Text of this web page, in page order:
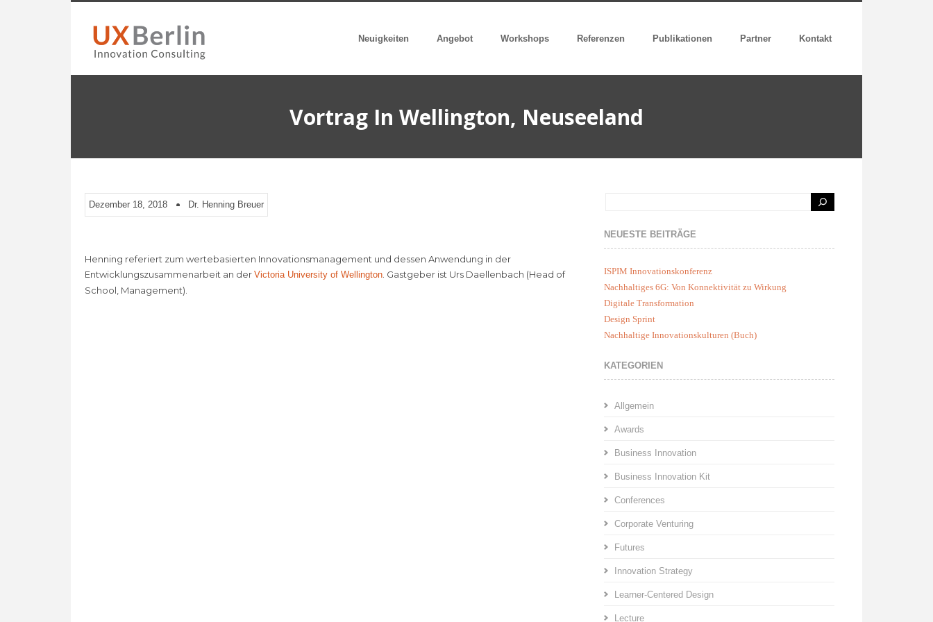
Neuigkeiten Angebot Workshops Referenzen Publikationen Partner Kontakt
Vortrag In Wellington, Neuseeland
Dezember 18, 2018 Dr. Henning Breuer
Henning referiert zum wertebasierten Innovationsmanagement und dessen Anwendung in der
Entwicklungszusammenarbeit an der Victoria University of Wellington . Gastgeber ist Urs Daellenbach (Head of
School, Management).
NEUESTE BEITRÄGE
ISPIM Innovationskonferenz
Nachhaltiges 6G: Von Konnektivität zu Wirkung
Digitale Transformation
Design Sprint
Nachhaltige Innovationskulturen (Buch)
KATEGORIEN
Allgemein
Awards
Business Innovation
Business Innovation Kit
Conferences
Corporate Venturing
Futures
Innovation Strategy
Learner-Centered Design
Lecture